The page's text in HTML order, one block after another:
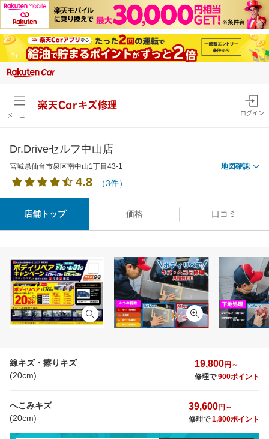
メニュー
楽天Carキズ修理
ログイン
Dr.Driveセルフ中山店
宮城県仙台市泉区南中山1丁目43-1 地図確認
4.8 （3件）
店舗トップ 価格 口コミ
線キズ・擦りキズ
(20cm)
19,800円～
修理で900ポイント
へこみキズ
(20cm)
39,600円～
修理で1,800ポイント